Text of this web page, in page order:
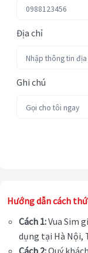
Địa chỉ
Ghi chú
Hướng dẫn cách
Cách 1:Vua Sim
dụng tại Hà Nội,